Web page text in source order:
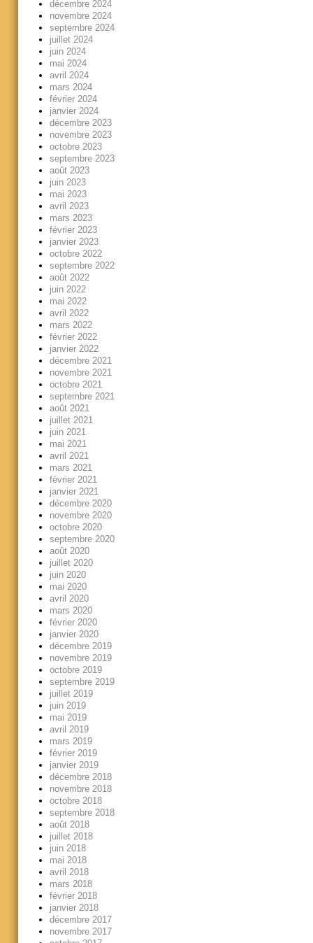
décembre 2024
novembre 2024
septembre 2024
juillet 2024
juin 2024
mai 2024
avril 2024
mars 2024
février 2024
janvier 2024
décembre 2023
novembre 2023
octobre 2023
septembre 2023
août 2023
juin 2023
mai 2023
avril 2023
mars 2023
février 2023
janvier 2023
octobre 2022
septembre 2022
août 2022
juin 2022
mai 2022
avril 2022
mars 2022
février 2022
janvier 2022
décembre 2021
novembre 2021
octobre 2021
septembre 2021
août 2021
juillet 2021
juin 2021
mai 2021
avril 2021
mars 2021
février 2021
janvier 2021
décembre 2020
novembre 2020
octobre 2020
septembre 2020
août 2020
juillet 2020
juin 2020
mai 2020
avril 2020
mars 2020
février 2020
janvier 2020
décembre 2019
novembre 2019
octobre 2019
septembre 2019
juillet 2019
juin 2019
mai 2019
avril 2019
mars 2019
février 2019
janvier 2019
décembre 2018
novembre 2018
octobre 2018
septembre 2018
août 2018
juillet 2018
juin 2018
mai 2018
avril 2018
mars 2018
février 2018
janvier 2018
décembre 2017
novembre 2017